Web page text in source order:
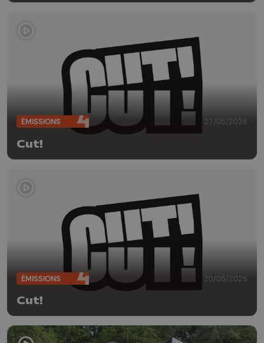
ÉMISSIONS 27/05/2026
Cut!
ÉMISSIONS 20/05/2026
Cut!